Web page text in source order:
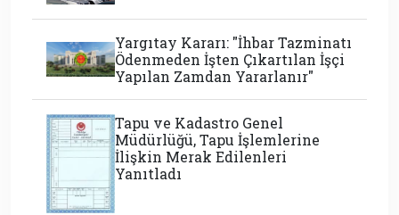
Yargıtay Kararı: "İhbar Tazminatı
Ödenmeden İşten Çıkartılan İşçi
Yapılan Zamdan Yararlanır"
Tapu ve Kadastro Genel
Müdürlüğü, Tapu İşlemlerine
İlişkin Merak Edilenleri
Yanıtladı